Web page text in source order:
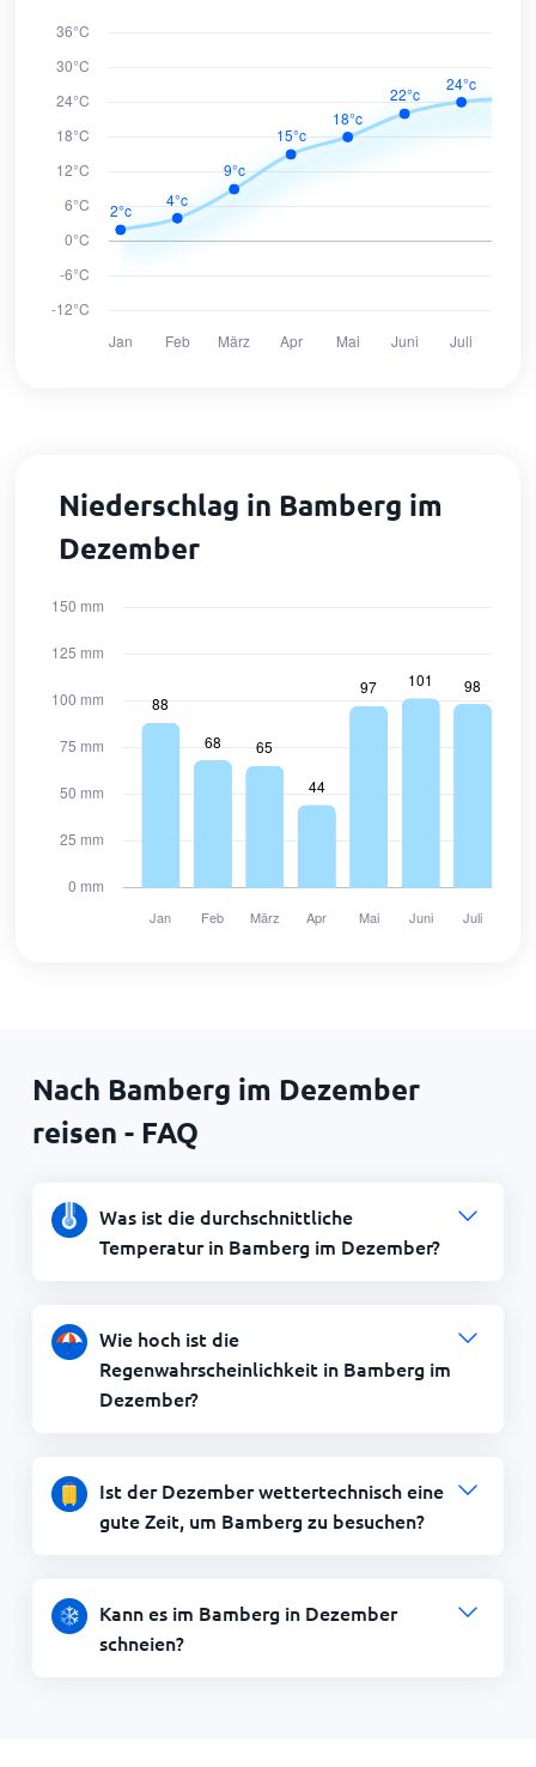
Niederschlag in Bamberg im
Dezember
Nach Bamberg im Dezember
reisen - FAQ
Was ist die durchschnittliche
Temperatur in Bamberg im Dezember?
Wie hoch ist die
Regenwahrscheinlichkeit in Bamberg im
Dezember?
Ist der Dezember wettertechnisch eine
gute Zeit, um Bamberg zu besuchen?
Kann es im Bamberg in Dezember
schneien?